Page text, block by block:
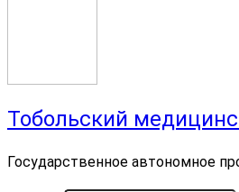
Тобольский
Государственное автономное